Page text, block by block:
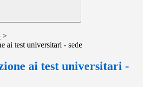
>
ai test universitari - sede
ai test universitari -